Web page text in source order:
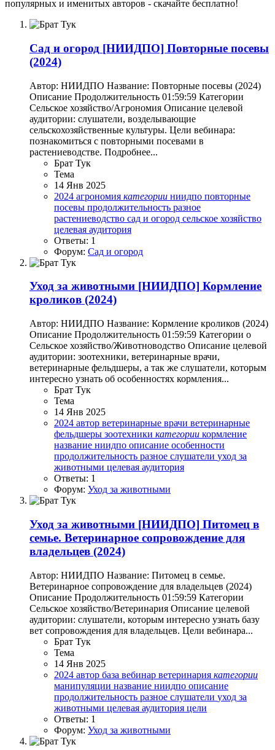
популярных и именитых авторов - скачайте бесплатно!
Сад и огород [НИИДПО] Повторные посевы
(2024)
Автор: НИИДПО Название: Повторные посевы (2024)
Описание Продолжительность 01:59:59 Категории
Сельское хозяйство/Агрономия Описание целевой
аудитории: слушатели, возделывающие
сельскохозяйственные культуры. Цели вебинара:
познакомиться с повторными посевами в
растениеводстве. Подробнее...
Брат Тук
Тема
14 Янв 2025
2024 агрономия категории ниидпо повторные
посевы продолжительность разное
растениеводство сад и огород сельское хозяйство
целевая аудитория
Ответы: 1
Форум: Сад и огород
Уход за животными [НИИДПО] Кормление
кроликов (2024)
Автор: НИИДПО Название: Кормление кроликов (2024)
Описание Продолжительность 01:59:59 Категории o
Сельское хозяйство/Животноводство Описание целевой
аудитории: зоотехники, ветеринарные врачи,
ветеринарные фельдшеры, а так же слушатели, которым
интересно узнать об особенностях кормления...
Брат Тук
Тема
14 Янв 2025
2024 автор ветеринарные врачи ветеринарные
фельдшеры зоотехники категории кормление
название ниидпо описание особенности
продолжительность разное слушатели уход за
животными целевая аудитория
Ответы: 1
Форум: Уход за животными
Уход за животными [НИИДПО] Питомец в
семье. Ветеринарное сопровождение для
владельцев (2024)
Автор: НИИДПО Название: Питомец в семье.
Ветеринарное сопровождение для владельцев (2024)
Описание Продолжительность 01:59:59 Категории
Сельское хозяйство/Ветеринария Описание целевой
аудитории: слушатели, которым интересно узнать базу
вет сопровождения для владельцев. Цели вебинара...
Брат Тук
Тема
14 Янв 2025
2024 автор база вебинар ветеринария категории
манипуляции название ниидпо описание
продолжительность разное слушатели уход за
животными целевая аудитория цели
Ответы: 1
Форум: Уход за животными